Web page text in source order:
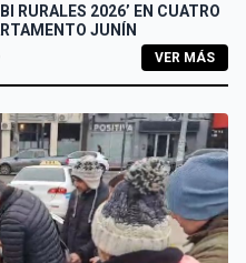
RURALES 2026’ EN CUATRO
JUNÍN
VER MÁS